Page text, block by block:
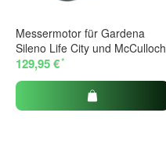
Messermotor für Gardena
Sileno Life City und McCulloch
129,95 €*